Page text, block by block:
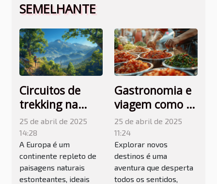
SEMELHANTE
Circuitos de
trekking na
Europa trilhas
menos
conhecidas
para amantes
de aventuras
25 de abril de 2025
14:28
A Europa é um
continente repleto de
paisagens naturais
estonteantes, ideais
Gastronomia e
viagem como a
comida local
pode ser o
coração da sua
experiência
turística
25 de abril de 2025
11:24
Explorar novos
destinos é uma
aventura que desperta
todos os sentidos,